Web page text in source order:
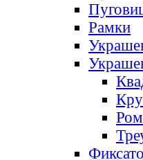
Рамки